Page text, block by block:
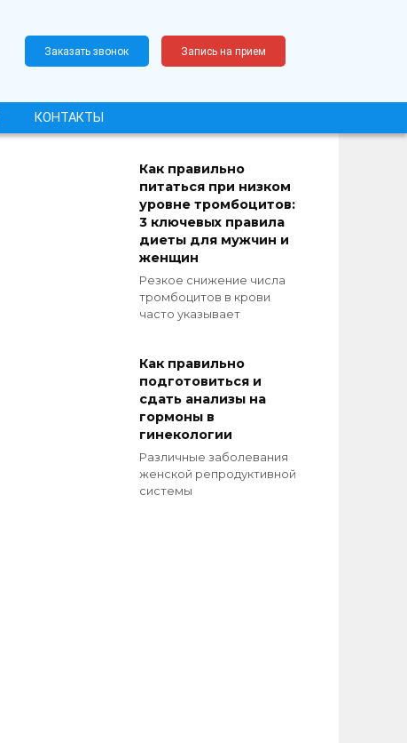
Заказать звонок Запись на прием
КОНТАКТЫ
Как правильно
питаться при низком
уровне тромбоцитов:
3 ключевых правила
диеты для мужчин и
женщин
Резкое снижение числа
тромбоцитов в крови
часто указывает
Как правильно
подготовиться и
сдать анализы на
гормоны в
гинекологии
Различные заболевания
женской репродуктивной
системы